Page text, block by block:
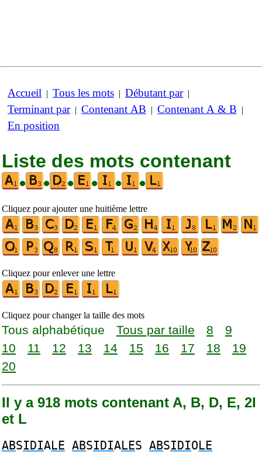
Accueil | Tous les mots | Débutant par|
Terminant par| Contenant AB | Contenant A & B |
En position
Liste des mots contenant
•
• • • • •
Cliquez pour ajouter une huitième lettre
Cliquez pour enlever une lettre
Cliquez pour changer la taille des mots
Tous alphabétique Tous par taille 8
9
10
11 12 13 14 15 16 17 18
19
20
Il y a 918 mots contenant A, B, D, E, 2I
et L
ABSIDIALE ABSIDIALES ABSIDIOLE